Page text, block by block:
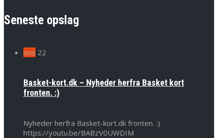
Seneste opslag
ons 22
Basket-kort.dk – Nyheder herfra Basket kort
fronten. :)
Nyheder herfra Basket-kort.dk fronten. :)
https://youtu.be/BABzV0UWDIM